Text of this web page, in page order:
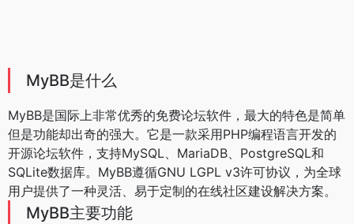
MyBB是什么
MyBB是国际上非常优秀的免费论坛软件，最大的特色是简单
但是功能却出奇的强大。它是一款采用PHP编程语言开发的
开源论坛软件，支持MySQL、MariaDB、PostgreSQL和
SQLite数据库。MyBB遵循GNU LGPL v3许可协议，为全球
用户提供了一种灵活、易于定制的在线社区建设解决方案。
MyBB主要功能